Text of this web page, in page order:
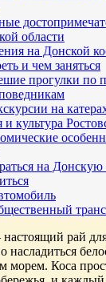
области
на Донской
и чем заняться
прогулки по
на
культура
на Донскую
рай
насладиться
морем. Коса